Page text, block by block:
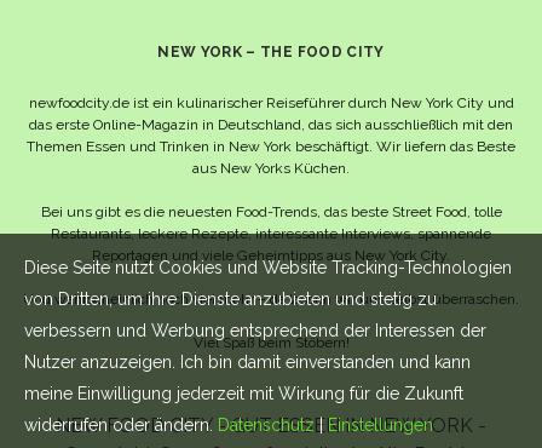
NEW YORK – THE FOOD CITY
newfoodcity.de ist ein kulinarischer Reiseführer durch New York City und
das erste Online-Magazin in Deutschland, das sich ausschließlich mit den
Themen Essen und Trinken in New York beschäftigt. Wir liefern das Beste
aus New Yorks Küchen.
Bei uns gibt es die neuesten Food-Trends, das beste Street Food, tolle
Restaurants, leckere Rezepte, interessante Interviews, spannende
Reportagen und viele Geheimtipps aus New York City.
Und wahrscheinlich noch viel mehr – da lassen wir uns selbst überraschen.
Viel Spaß beim Stöbern!
NEW FOOD CITY - GUT ESSEN IN NEW YORK -
Diese Seite nutzt Cookies und Website Tracking-Technologien
von Dritten, um ihre Dienste anzubieten und stetig zu
verbessern und Werbung entsprechend der Interessen der
Nutzer anzuzeigen. Ich bin damit einverstanden und kann
meine Einwilligung jederzeit mit Wirkung für die Zukunft
widerrufen oder ändern. Datenschutz| Einstellungen